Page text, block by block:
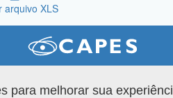
arquivo XLS
para melhorar sua